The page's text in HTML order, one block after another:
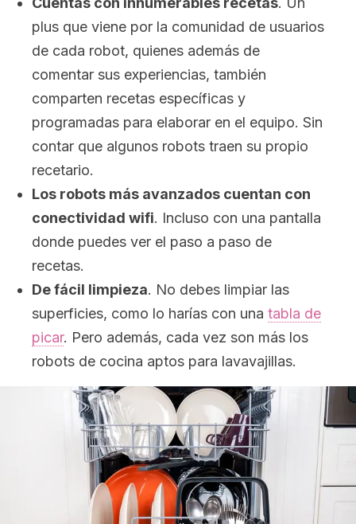
plus que viene por la comunidad de usuarios
de cada robot, quienes además de
comentar sus experiencias, también
comparten recetas específicas y
programadas para elaborar en el equipo. Sin
contar que algunos robots traen su propio
recetario.
Los robots más avanzados cuentan con
conectividad wifi. Incluso con una pantalla
donde puedes ver el paso a paso de
recetas.
De fácil limpieza. No debes limpiar las
superficies, como lo harías con una tabla de
picar. Pero además, cada vez son más los
robots de cocina aptos para lavavajillas.